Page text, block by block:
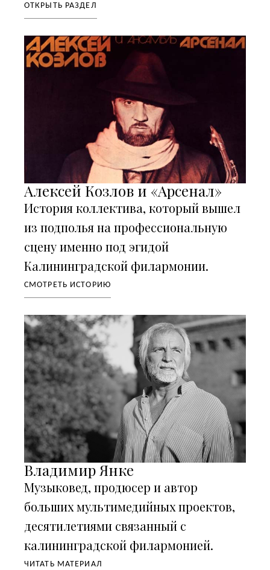
ОТКРЫТЬ РАЗДЕЛ
Алексей Козлов и «Арсенал»
История коллектива, который вышел
из подполья на профессиональную
сцену именно под эгидой
Калининградской филармонии.
СМОТРЕТЬ ИСТОРИЮ
Владимир Янке
Музыковед, продюсер и автор
больших мультимедийных проектов,
десятилетиями связанный с
калининградской филармонией.
ЧИТАТЬ МАТЕРИАЛ